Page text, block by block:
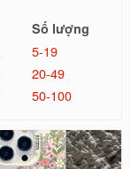
Số lượng
5-19
20-49
50-100